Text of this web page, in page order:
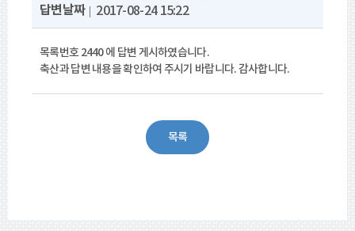
답변날짜 2017-08-24 15:22
목록번호 2440 에 답변 게시하였습니다.
축산과 답변 내용을 확인하여 주시기 바랍니다. 감사합니다.
목록